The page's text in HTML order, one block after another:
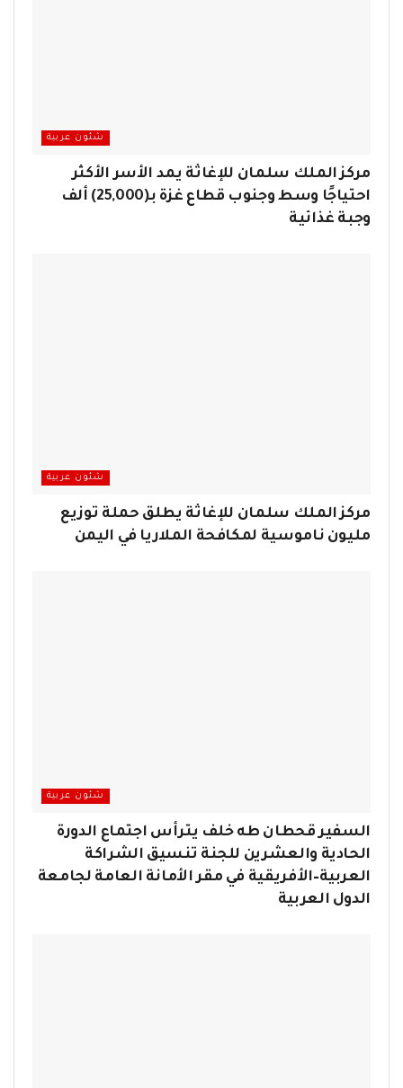
شئون عربية
مركز الملك سلمان للإغاثة يمد الأسر الأكثر
احتياجًا وسط وجنوب قطاع غزة بـ(25,000) ألف
وجبة غذائية
شئون عربية
مركز الملك سلمان للإغاثة يطلق حملة توزيع
مليون ناموسية لمكافحة الملاريا في اليمن
شئون عربية
السفير قحطان طه خلف يترأس اجتماع الدورة
الحادية والعشرين للجنة تنسيق الشراكة
العربية–الأفريقية في مقر الأمانة العامة لجامعة
الدول العربية